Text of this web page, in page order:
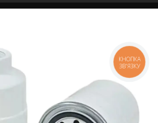
КНОПКА
ЗВ'ЯЗКУ